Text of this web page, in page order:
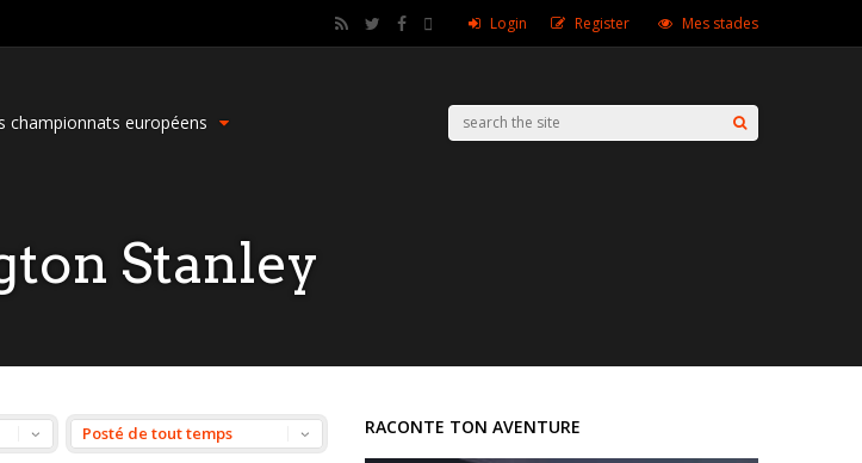
Login Register Mes stades
championnats européens
Stanley
RACONTE TON AVENTURE